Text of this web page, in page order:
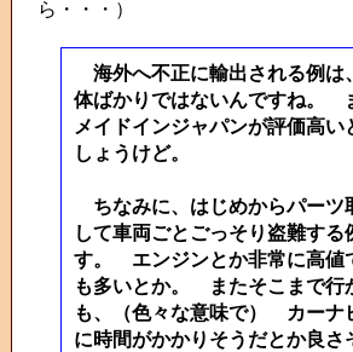
ら・・・）
海外へ不正に輸出される例は
体ばかりではないんですね。
メイドインジャパンが評価高い
しょうけど。
ちなみに、はじめからパーツ
して車両ごとごっそり盗難する
す。 エンジンとか非常に高値
も多いとか。 またそこまで行
も、（色々な意味で） カーナ
に時間がかかりそうだとか良さ